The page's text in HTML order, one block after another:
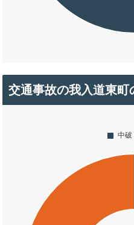
交通事故の我入道東町